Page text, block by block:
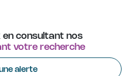
en consultant nos
votre recherche
alerte